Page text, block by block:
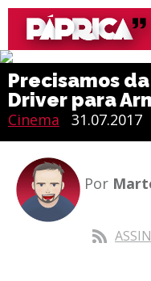
Precisamos
Driver para
Cinema 31.07.2017
Por